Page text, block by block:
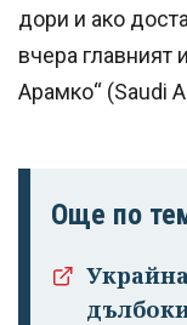
дори и ако
вчера главният
Арамко“ (Saudi
Още по